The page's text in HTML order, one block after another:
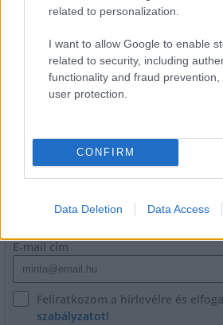
related to personalization.
I want to allow Google to enable
related to security, including
functionality and fraud
user protection.
CONFIRM
Data Deletion Data Access
Miért kulcsfontosságú a korszerű
E-mail cím
Feliratkozom a hírlevélre és
szabályzatot!